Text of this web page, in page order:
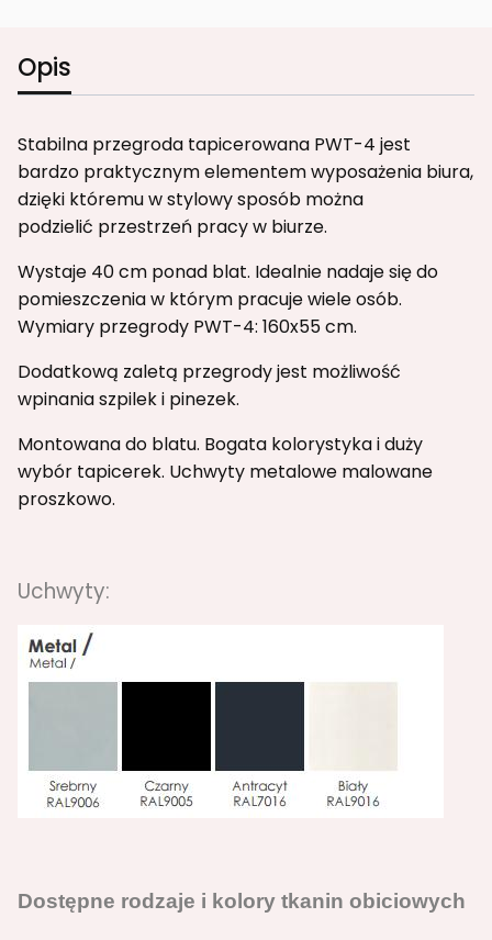
Opis
Stabilna przegroda tapicerowana PWT-4 jest
bardzo praktycznym elementem wyposażenia biura,
dzięki któremu w stylowy sposób można
podzielić przestrzeń pracy w biurze.
Wystaje 40 cm ponad blat. Idealnie nadaje się do
pomieszczenia w którym pracuje wiele osób.
Wymiary przegrody PWT-4: 160x55 cm.
Dodatkową zaletą przegrody jest możliwość
wpinania szpilek i pinezek.
Montowana do blatu. Bogata kolorystyka i duży
wybór tapicerek. Uchwyty metalowe malowane
proszkowo.
Uchwyty:
Dostępne rodzaje i kolory tkanin obiciowych